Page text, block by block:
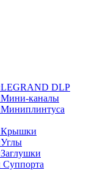
LEGRAND DLP
Мини-каналы
Миниплинтуса
Крышки
Углы
Заглушки
Суппорта